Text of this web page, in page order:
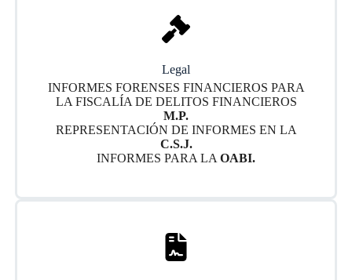
Legal
INFORMES FORENSES FINANCIEROS PARA
LA FISCALÍA DE DELITOS FINANCIEROS
M.P.
REPRESENTACIÓN DE INFORMES EN LA
C.S.J.
INFORMES PARA LA OABI.